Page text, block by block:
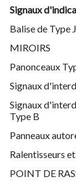
Signaux
Balise de Type J
MIROIRS
Panonceaux
Signaux
Signaux
Type B
Panneaux
Ralentisseurs
POINT DE